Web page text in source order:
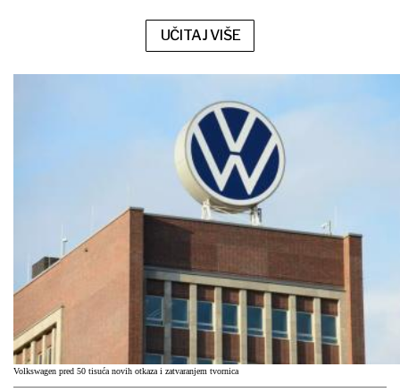
UČITAJ VIŠE
Volkswagen pred 50 tisuća novih otkaza i zatvaranjem tvornica